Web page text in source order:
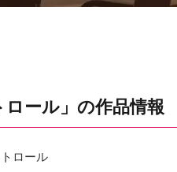
ロール」の作品情報
ロール